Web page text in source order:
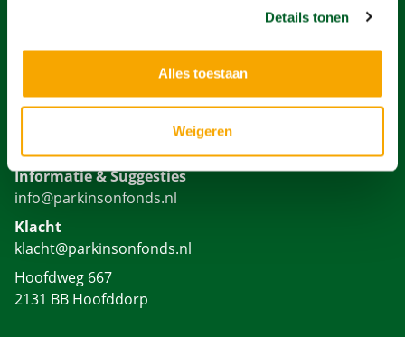
Details tonen
Alles toestaan
Weigeren
Geefplatformen
NEEM CONTACT OP
Informatie & Suggesties
info@parkinsonfonds.nl
Klacht
klacht@parkinsonfonds.nl
Hoofdweg 667
2131 BB Hoofddorp